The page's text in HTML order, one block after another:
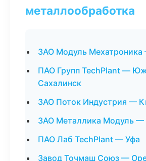
металлообработка
ЗАО Модуль Мехатроника
ПАО Групп TechPlant —
Сахалинск
ЗАО Поток Индустрия —
ЗАО Металлика Модуль —
ПАО Лаб TechPlant — Уфа
Завод Точмаш Союз —